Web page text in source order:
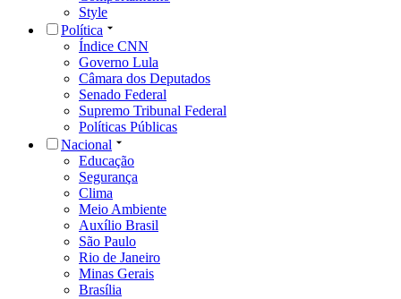
Style
Política
Índice CNN
Governo Lula
Câmara dos Deputados
Senado Federal
Supremo Tribunal Federal
Políticas Públicas
Nacional
Educação
Segurança
Clima
Meio Ambiente
Auxílio Brasil
São Paulo
Rio de Janeiro
Minas Gerais
Brasília